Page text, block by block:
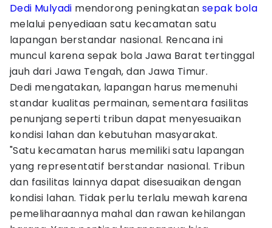
Dedi Mulyadi mendorong peningkatansepak bola
melalui penyediaan satu kecamatan satu
lapangan berstandar nasional. Rencana ini
muncul karena sepak bola Jawa Barat tertinggal
jauh dari Jawa Tengah, dan Jawa Timur.
Dedi mengatakan, lapangan harus memenuhi
standar kualitas permainan, sementara fasilitas
penunjang seperti tribun dapat menyesuaikan
kondisi lahan dan kebutuhan masyarakat.
"Satu kecamatan harus memiliki satu lapangan
yang representatif berstandar nasional. Tribun
dan fasilitas lainnya dapat disesuaikan dengan
kondisi lahan. Tidak perlu terlalu mewah karena
pemeliharaannya mahal dan rawan kehilangan